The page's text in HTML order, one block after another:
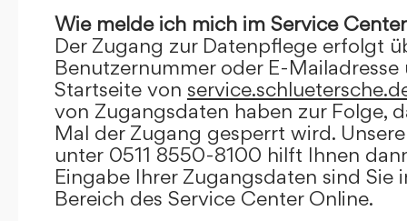
Wie melde ich mich im Service
Der Zugang zur Datenpflege erfolgt
Benutzernummer oder E-
Startseite von
von Zugangsdaten haben zur Folge,
Mal der Zugang gesperrt wird.
unter 0511 8550-8100 hilft Ihnen
Eingabe Ihrer Zugangsdaten sind Sie
Bereich des Service Center Online.